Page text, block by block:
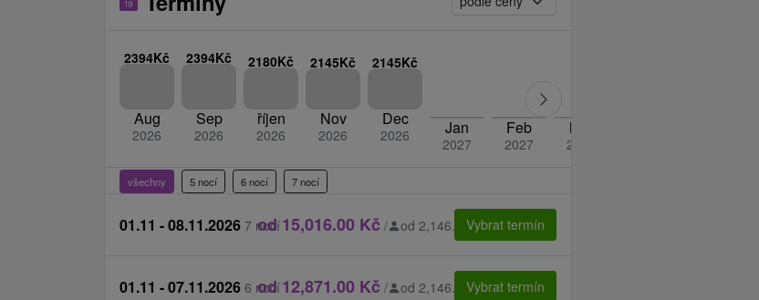
Caracalla Spa
samotní interpreti.
2394Kč
Aug
2026
2394Kč
Sep
2026
2180Kč
říjen
2026
2145Kč
Nov
2026
2145Kč
Dec
2026 Jan
2027
Feb
2027
Mar
2027
všechny 5 nocí 6 nocí 7 nocí
01.11 - 08.11.2026 7 nocí
od 15,016.00 Kč / od 2,146.00 KčVybrat termín
01.11 - 07.11.2026 6 nocí
od 12,871.00 Kč / od 2,146.00 KčVybrat termín